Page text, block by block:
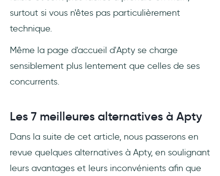
surtout si vous n'êtes pas particulièrement
technique.
Même la page d'accueil d'Apty se charge
sensiblement plus lentement que celles de ses
concurrents.
Les 7 meilleures alternatives à Apty
Dans la suite de cet article, nous passerons en
revue quelques alternatives à Apty, en soulignant
leurs avantages et leurs inconvénients afin que